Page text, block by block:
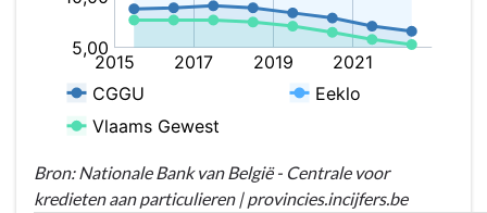
Bron: Nationale Bank van België - Centrale voor
kredieten aan particulieren | provincies.incijfers.be